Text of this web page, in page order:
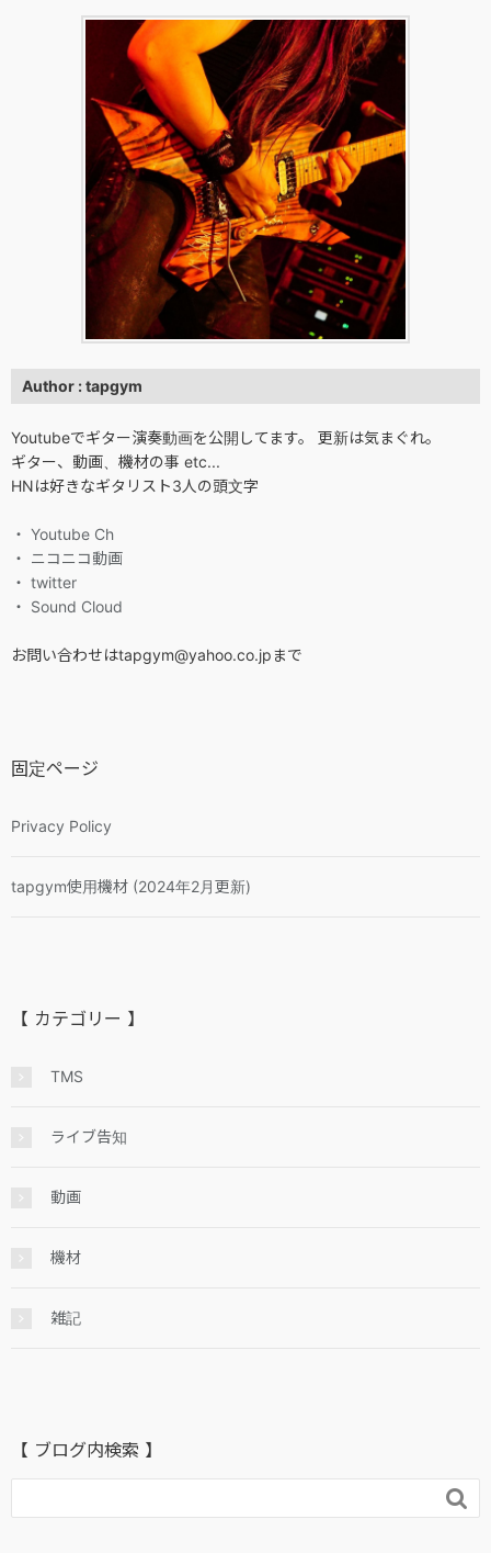
Author : tapgym
Youtubeでギター演奏動画を公開してます。 更新は気まぐれ。
ギター、動画、機材の事 etc...
HNは好きなギタリスト3人の頭文字
・ Youtube Ch
・ ニコニコ動画
・ twitter
・ Sound Cloud
お問い合わせはtapgym@yahoo.co.jpまで
固定ページ
Privacy Policy
tapgym使用機材 (2024年2月更新)
【 カテゴリー 】
TMS
ライブ告知
動画
機材
雑記
【 ブログ内検索 】
